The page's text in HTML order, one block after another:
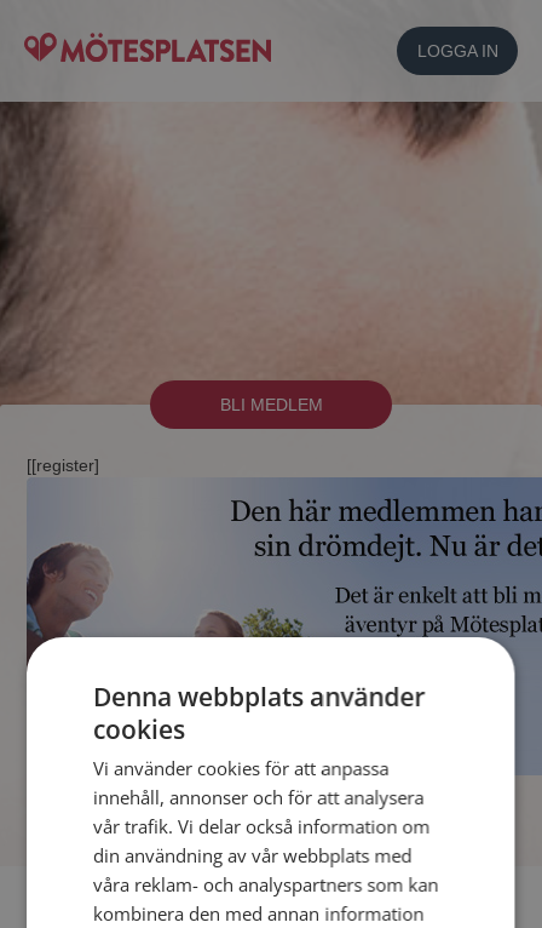
LOGGA IN
BLI MEDLEM
[[register]
Fler singlar
Denna webbplats använder
cookies
Vi använder cookies för att anpassa
innehåll, annonser och för att analysera
vår trafik. Vi delar också information om
din användning av vår webbplats med
våra reklam- och analyspartners som kan
kombinera den med annan information